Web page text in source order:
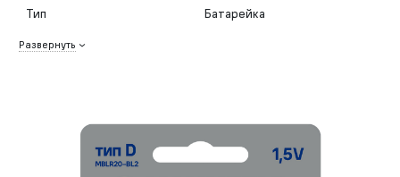
Тип
Батарейка
Развернуть